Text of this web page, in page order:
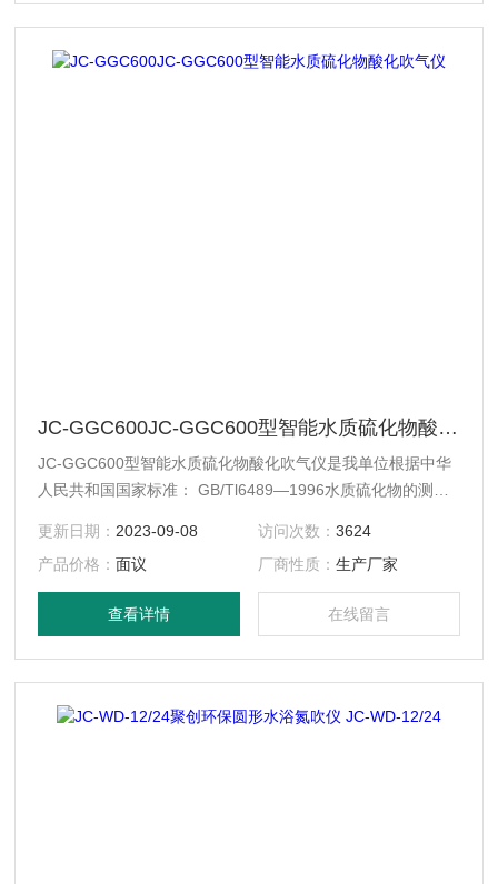
JC-GGC600JC-GGC600型智能水质硫化物酸化吹气仪
JC-GGC600型智能水质硫化物酸化吹气仪是我单位根据中华
人民共和国国家标准： GB/Tl6489—1996水质硫化物的测定-
化物测定的样品前处理需要。适用于地面水、地下水、生活污
水和工业废水中硫化物的测定。该产品具有容易控制、操作简
便快捷等特点。
更新日期： 2023-09-08 访问次数： 3624
产品价格：面议 厂商性质： 生产厂家
查看详情 在线留言